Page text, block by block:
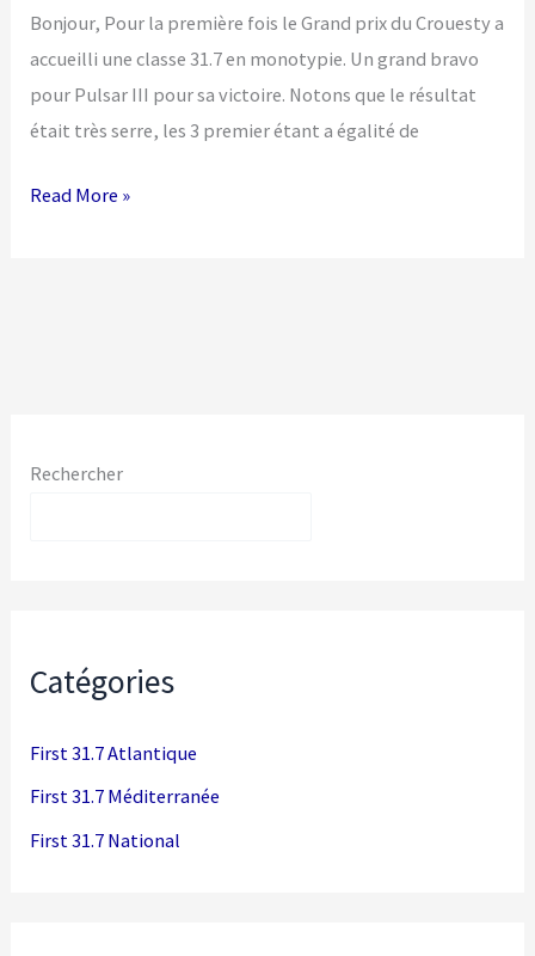
Bonjour, Pour la première fois le Grand prix du Crouesty a
accueilli une classe 31.7 en monotypie. Un grand bravo
pour Pulsar III pour sa victoire. Notons que le résultat
était très serre, les 3 premier étant a égalité de
Résultats
Read More »
Rechercher
Catégories
First 31.7 Atlantique
First 31.7 Méditerranée
First 31.7 National